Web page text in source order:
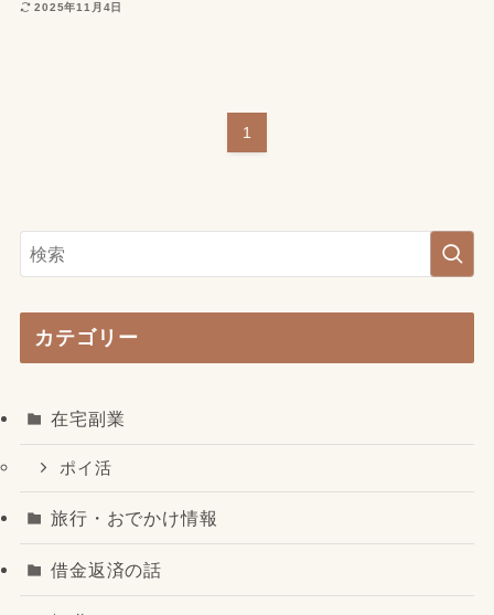
2025年11月4日
1
カテゴリー
在宅副業
ポイ活
旅行・おでかけ情報
借金返済の話